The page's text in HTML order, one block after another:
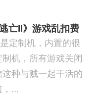
亡II》游戏乱扣费
定制机，内置的很
机，所有游戏关闭
种与贼一起干活的
，...